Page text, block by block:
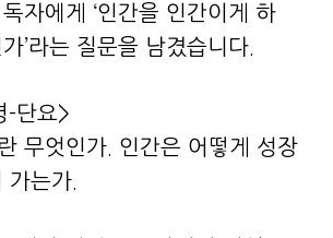
자에게 ‘인간을 인간이게 하
’라는 질문을 남겼습니다.
-단요>
무엇인가. 인간은 어떻게 성장
가는가.